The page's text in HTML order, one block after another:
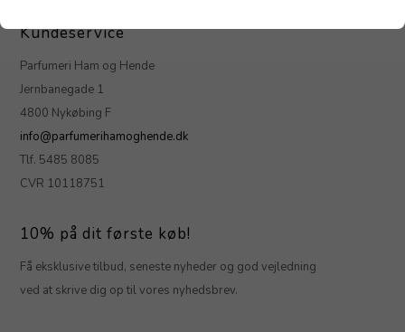
Kundeservice
Parfumeri Ham og Hende
Jernbanegade 1
4800 Nykøbing F
info@parfumerihamoghende.dk
Tlf. 5485 8085
CVR 10118751
10% på dit første køb!
Få eksklusive tilbud, seneste nyheder og god vejledning
ved at skrive dig op til vores nyhedsbrev.